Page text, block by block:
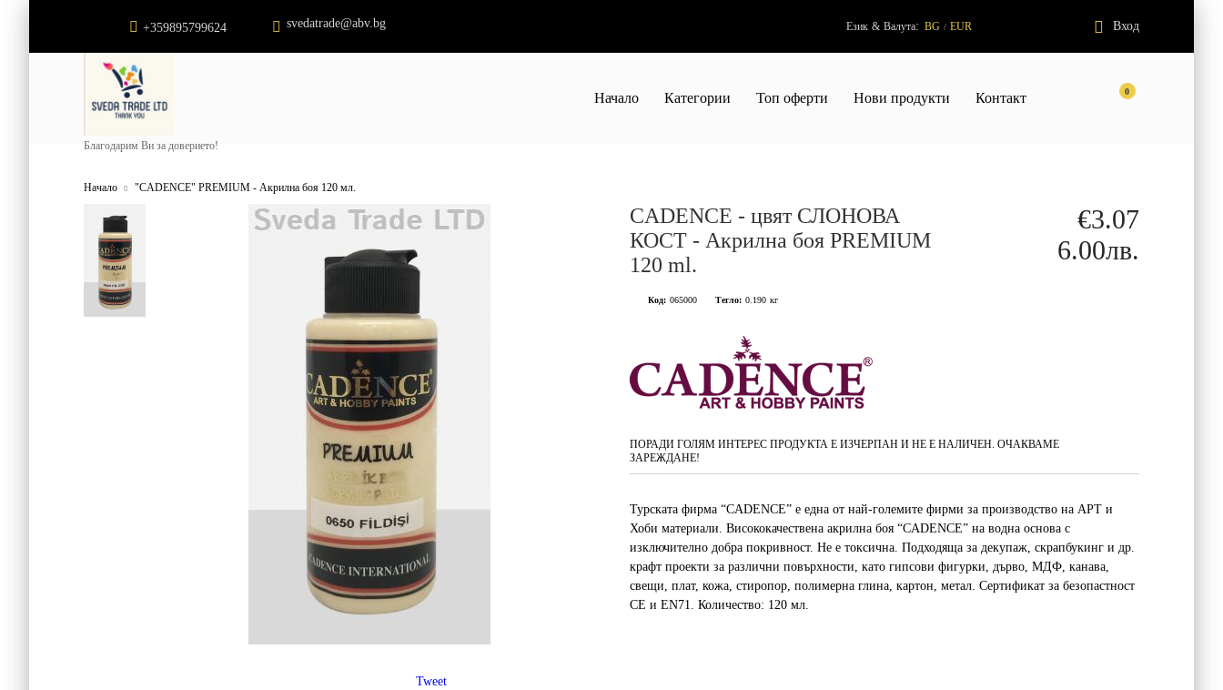
+359895799624 svedatrade@abv.bg Език & Валута: BG / EUR Вход
Благодарим Ви за доверието!
0
Начало Категории Топ оферти Нови продукти Контакт
Начало "CADENCE" PREMIUM - Акрилна боя 120 мл.
Tweet
CADENCE - цвят СЛОНОВА
КОСТ - Акрилна боя PREMIUM
120 ml.
€3.07
6.00лв.
Код: 065000 Тегло: 0.190 кг
ПОРАДИ ГОЛЯМ ИНТЕРЕС ПРОДУКТА Е ИЗЧЕРПАН И НЕ Е НАЛИЧЕН. ОЧАКВАМЕ
ЗАРЕЖДАНЕ!
Турската фирма “CADENCE” е една от най-големите фирми за производство на АРТ и
Хоби материали. Висококачествена акрилна боя “CADENCE” на водна основа с
изключително добра покривност. Не е токсична. Подходяща за декупаж, скрапбукинг и др.
крафт проекти за различни повърхности, като гипсови фигурки, дърво, МДФ, канава,
свещи, плат, кожа, стиропор, полимерна глина, картон, метал. Сертификат за безопастност
CE и EN71. Количество: 120 мл.